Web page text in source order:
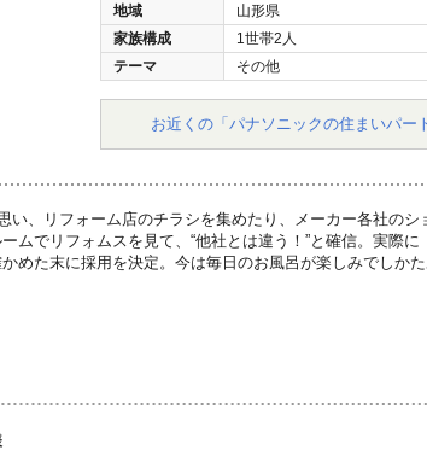
地域
山形県
家族構成
1世帯2人
テーマ
その他
お近くの「パナソニックの住まいパー
い、リフォーム店のチラシを集めたり、メーカー各社のシ
ムでリフォムスを見て、“他社とは違う！”と確信。実際
めた末に採用を決定。今は毎日のお風呂が楽しみでしかた